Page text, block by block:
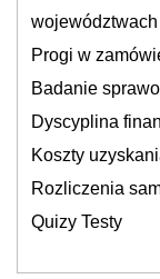
województwach
Progi w
Badanie
Dyscyplina
Koszty
Rozliczenia
Quizy Testy